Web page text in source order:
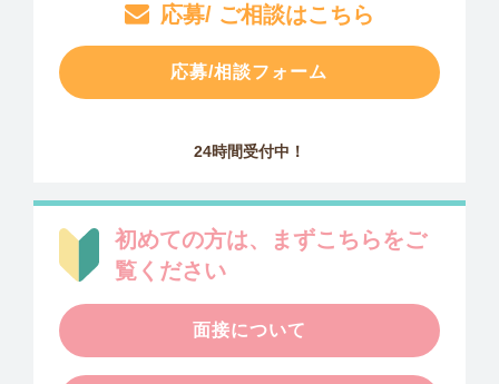
応募/ ご相談はこちら
応募/相談フォーム
24時間受付中！
初めての方は、まずこちらをご
覧ください
面接について